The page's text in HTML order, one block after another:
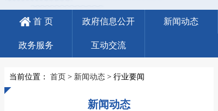
首 页 政府信息公开 新闻动态
政务服务 互动交流
当前位置： 首页> 新闻动态> 行业要闻
新闻动态